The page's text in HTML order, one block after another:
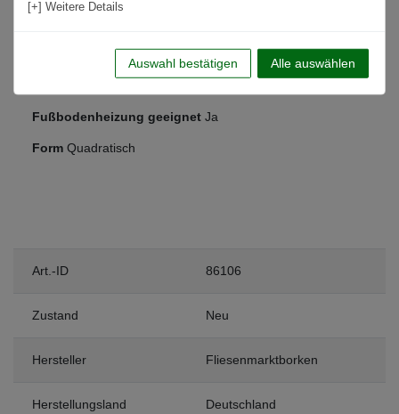
Nutzungsbereich
Boden & Wand
Fußbodenheizung geeignet Ja
Form Quadratisch
Art.-ID 86106
Zustand Neu
Hersteller Fliesenmarktborken
Herstellungsland Deutschland
[+] Weitere Details
Auswahl bestätigen Alle auswählen